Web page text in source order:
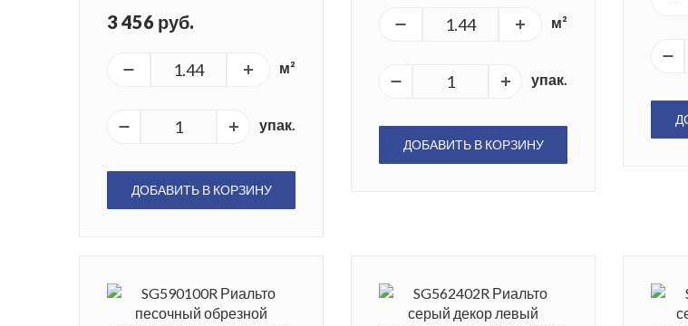
3 456 руб.
м²
упак.
ДОБАВИТЬ В КОРЗИНУ
м²
упак.
ДОБАВИТЬ В КОРЗИНУ